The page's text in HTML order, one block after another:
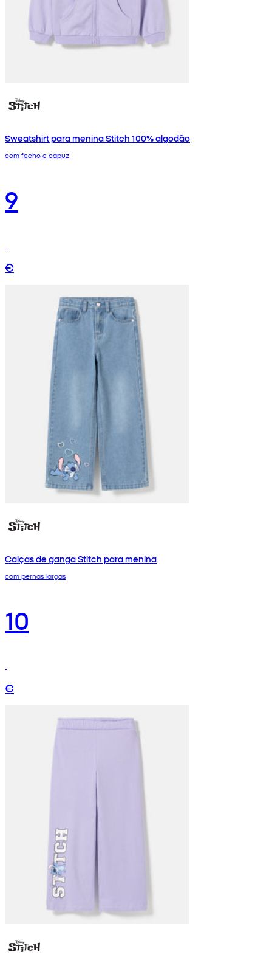
Sweatshirt para menina Stitch 100% algodão
com fecho e capuz
9
€
Calças de ganga Stitch para menina
com pernas largas
10
€